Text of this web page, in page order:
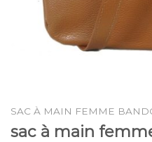
SAC À MAIN FEMME
sac à main